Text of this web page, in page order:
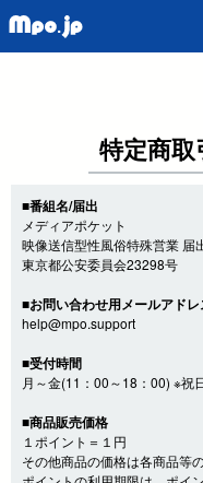
特定商
■番組名/届出
メディアポケット
映像送信型性風俗特殊営業 届
東京都公安委員会23298号
■お問い合わせ用メールアドレ
help@mpo.support
■受付時間
月～金(11：00～18：00) ※祝
■商品販売価格
１ポイント＝１円
その他商品の価格は各商品等